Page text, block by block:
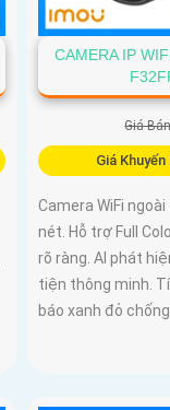
CAMERA IP
Giá
Giá
Camera WiFi
nét. Hỗ trợ Full
rõ ràng. AI phát
tiện thông minh.
báo xanh đỏ